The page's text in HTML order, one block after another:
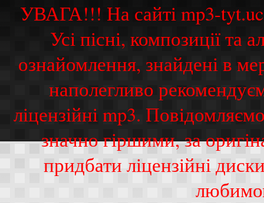
УВАГА!!! На сайті mp3-
Усі пісні, композиції
ознайомлення, знайдені в
наполегливо
ліцензійні mp3.
значно гіршими, за
придбати ліцензійні